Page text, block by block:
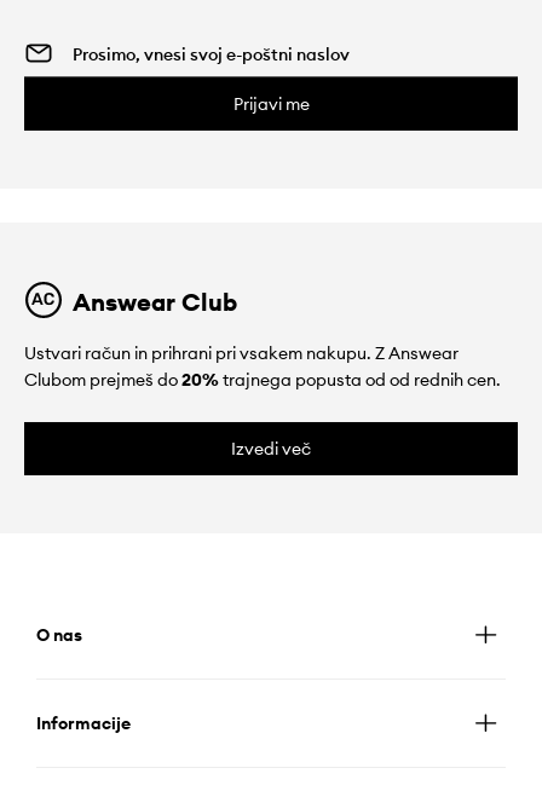
Prijavi me
Answear Club
Ustvari račun in prihrani pri vsakem nakupu. Z Answear
Clubom prejmeš do20%trajnega popusta od od rednih cen.
Izvedi več
O nas
Informacije